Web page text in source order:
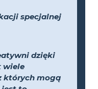
specjalnej
dzięki
wiele
których mogą